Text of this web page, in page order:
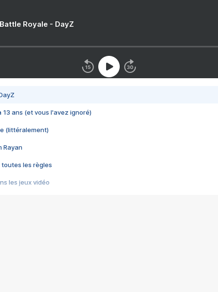
Royale - DayZ
13 ans (et vous l'avez ignoré)
(littéralement)
Rayan
toutes les règles
les jeux vidéo